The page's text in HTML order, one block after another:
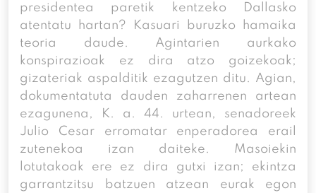
presidentea paretik kentzeko Dallasko
atentatu hartan? Kasuari buruzko hamaika
teoria daude. Agintarien aurkako
konspirazioak ez dira atzo goizekoak;
gizateriak aspalditik ezagutzen ditu. Agian,
dokumentatuta dauden zaharrenen artean
ezagunena, K. a. 44. urtean, senadoreek
Julio Cesar erromatar enperadorea erail
zutenekoa izan daiteke. Masoiekin
lotutakoak ere ez dira gutxi izan; ekintza
garrantzitsu batzuen atzean eurak egon